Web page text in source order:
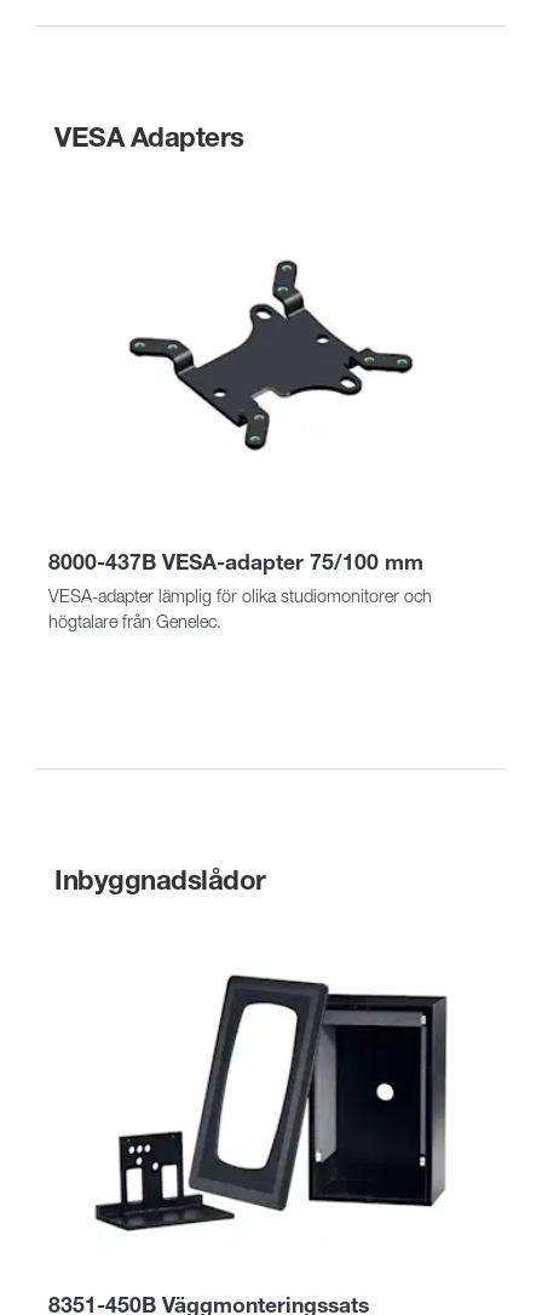
VESA Adapters
8000-437B VESA-adapter 75/100 mm
VESA-adapter lämplig för olika studiomonitorer och
högtalare från Genelec.
Inbyggnadslådor
8351-450B Väggmonteringssats